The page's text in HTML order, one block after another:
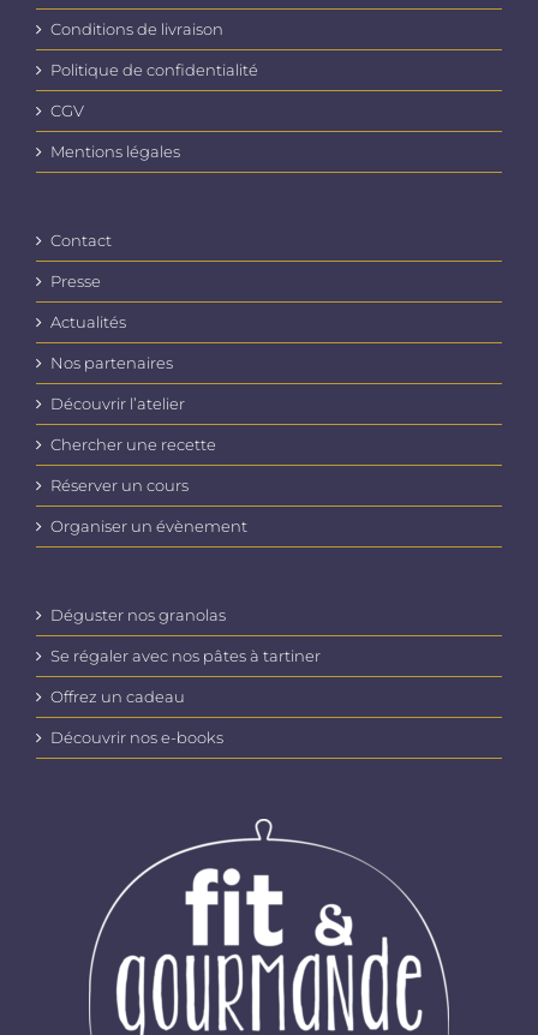
Conditions de livraison
Politique de confidentialité
CGV
Mentions légales
Contact
Presse
Actualités
Nos partenaires
Découvrir l’atelier
Chercher une recette
Réserver un cours
Organiser un évènement
Déguster nos granolas
Se régaler avec nos pâtes à tartiner
Offrez un cadeau
Découvrir nos e-books